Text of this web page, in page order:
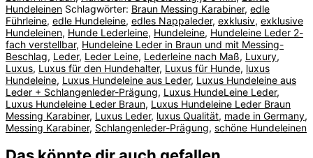
Hundeleinen Schlagwörter: Braun Messing Karabiner, edle
Führleine, edle Hundeleine, edles Nappaleder, exklusiv, exklusive
Hundeleinen, Hunde Lederleine, Hundeleine, Hundeleine Leder 2-
fach verstellbar, Hundeleine Leder in Braun und mit Messing-
Beschlag, Leder, Leder Leine, Lederleine nach Maß, Luxury,
Luxus, Luxus für den Hundehalter, Luxus für Hunde, luxus
Hundeleine, Luxus Hundeleine aus Leder, Luxus Hundeleine aus
Leder + Schlangenleder-Prägung, Luxus HundeLeine Leder,
Luxus Hundeleine Leder Braun, Luxus Hundeleine Leder Braun
Messing Karabiner, Luxus Leder, luxus Qualität, made in Germany,
Messing Karabiner, Schlangenleder-Prägung, schöne Hundeleinen